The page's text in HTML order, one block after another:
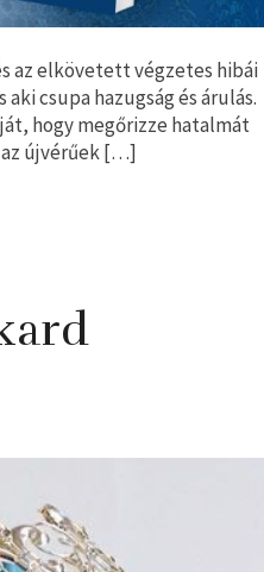
az elkövetett végzetes hibái
csupa hazugság és árulás.
hogy megőrizze hatalmát
az újvérűek […]